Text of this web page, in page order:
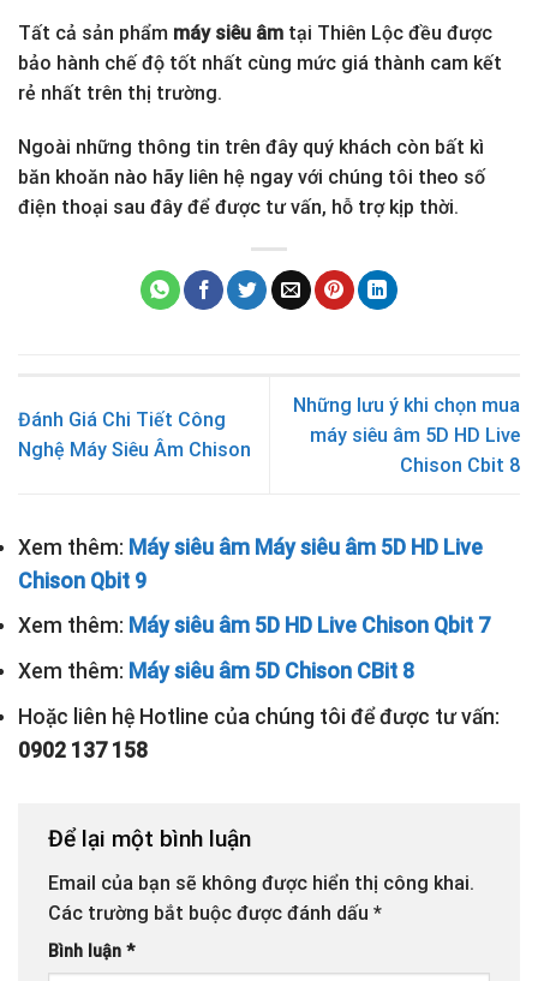
Tất cả sản phẩm máy siêu âm tại Thiên Lộc đều được
bảo hành chế độ tốt nhất cùng mức giá thành cam kết
rẻ nhất trên thị trường.
Ngoài những thông tin trên đây quý khách còn bất kì
băn khoăn nào hãy liên hệ ngay với chúng tôi theo số
điện thoại sau đây để được tư vấn, hỗ trợ kịp thời.
Đánh Giá Chi Tiết Công
Nghệ Máy Siêu Âm Chison
Những lưu ý khi chọn mua
máy siêu âm 5D HD Live
Chison Cbit 8
Xem thêm: Máy siêu âm Máy siêu âm 5D HD Live
Chison Qbit 9
Xem thêm: Máy siêu âm 5D HD Live Chison Qbit 7
Xem thêm: Máy siêu âm 5D Chison CBit 8
Hoặc liên hệ Hotline của chúng tôi để được tư vấn:
0902 137 158
Để lại một bình luận
Email của bạn sẽ không được hiển thị công khai.
Các trường bắt buộc được đánh dấu *
Bình luận *